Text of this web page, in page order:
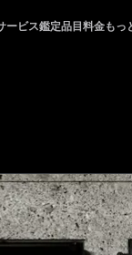
トナー | No.1
ービス鑑定品目料金もっ